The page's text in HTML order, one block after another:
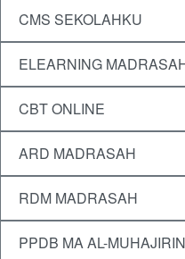
CMS SEKOLAHKU
ELEARNING
CBT ONLINE
ARD MADRASAH
RDM MADRASAH
PPDB MA AL-